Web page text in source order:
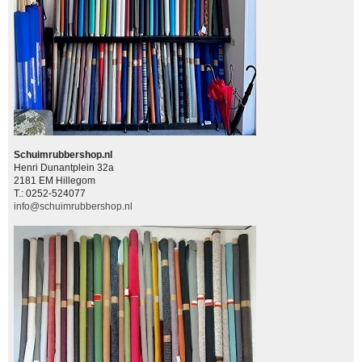
Schuimrubbershop.nl
Henri Dunantplein 32a
2181 EM Hillegom
T.: 0252-524077
info@schuimrubbershop.nl